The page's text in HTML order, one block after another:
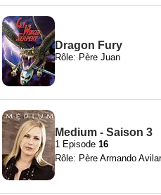
Dragon Fury
Rôle: Père Juan
Medium - Saison 3
1 Episode 16
Rôle: Père Armando Avilar